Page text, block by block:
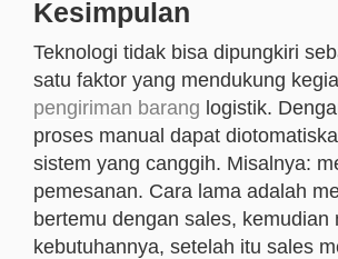
Kesimpulan
Teknologi tidak bisa dipungkiri
satu faktor yang mendukung
pengiriman barang logistik.
proses manual dapat
sistem yang canggih. Misalnya:
pemesanan. Cara lama adalah
bertemu dengan sales, kemudian
kebutuhannya, setelah itu sales